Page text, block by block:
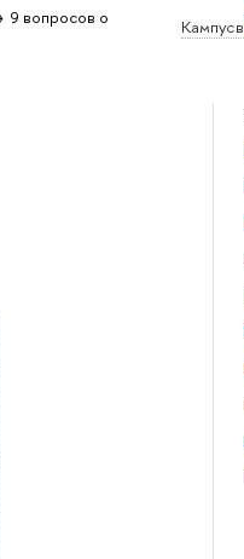
Кампус в
9 вопросов о